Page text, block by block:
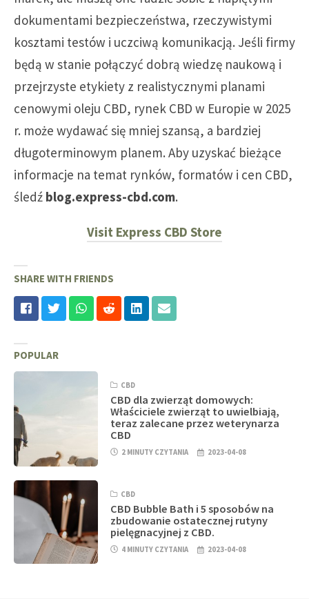
dokumentami bezpieczeństwa, rzeczywistymi
kosztami testów i uczciwą komunikacją. Jeśli firmy
będą w stanie połączyć dobrą wiedzę naukową i
przejrzyste etykiety z realistycznymi planami
cenowymi oleju CBD, rynek CBD w Europie w 2025
r. może wydawać się mniej szansą, a bardziej
długoterminowym planem. Aby uzyskać bieżące
informacje na temat rynków, formatów i cen CBD,
śledź blog.express-cbd.com.
Visit Express CBD Store
SHARE WITH FRIENDS
POPULAR
CBD
CBD dla zwierząt domowych:
Właściciele zwierząt to uwielbiają,
teraz zalecane przez weterynarza
CBD
2 MINUTY CZYTANIA 2023-04-08
CBD
CBD Bubble Bath i 5 sposobów na
zbudowanie ostatecznej rutyny
pielęgnacyjnej z CBD.
4 MINUTY CZYTANIA 2023-04-08